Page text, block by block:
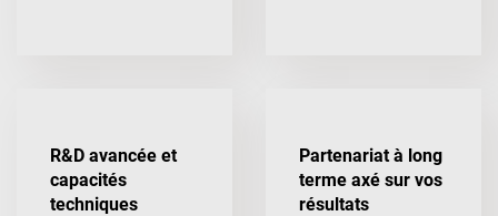
R&D avancée et
capacités
techniques
Partenariat à long
terme axé sur vos
résultats